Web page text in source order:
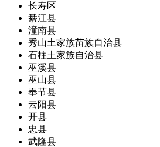
长寿区
綦江县
潼南县
秀山土家族苗族自治县
石柱土家族自治县
巫溪县
巫山县
奉节县
云阳县
开县
忠县
武隆县